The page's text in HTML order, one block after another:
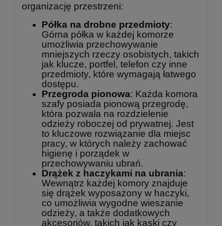
organizację przestrzeni:
Półka na drobne przedmioty:
Górna półka w każdej komorze
umożliwia przechowywanie
mniejszych rzeczy osobistych, takich
jak klucze, portfel, telefon czy inne
przedmioty, które wymagają łatwego
dostępu.
Przegroda pionowa: Każda komora
szafy posiada pionową przegrodę,
która pozwala na rozdzielenie
odzieży roboczej od prywatnej. Jest
to kluczowe rozwiązanie dla miejsc
pracy, w których należy zachować
higienę i porządek w
przechowywaniu ubrań.
Drążek z haczykami na ubrania:
Wewnątrz każdej komory znajduje
się drążek wyposażony w haczyki,
co umożliwia wygodne wieszanie
odzieży, a także dodatkowych
akcesoriów, takich jak kaski czy